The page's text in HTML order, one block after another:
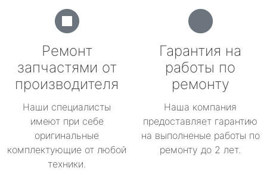
Ремонт
запчастями от
производителя
Наши специалисты
имеют при себе
оригинальные
комплектующие от любой
техники.
Гарантия на
работы по
ремонту
Наша компания
предоставляет гарантию
на выполненые работы по
ремонту до 2 лет.